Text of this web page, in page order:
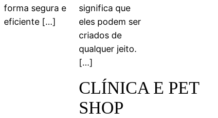
forma segura e
eficiente […]
significa que
eles podem ser
criados de
qualquer jeito.
[…]
CLÍNICA E PET
SHOP